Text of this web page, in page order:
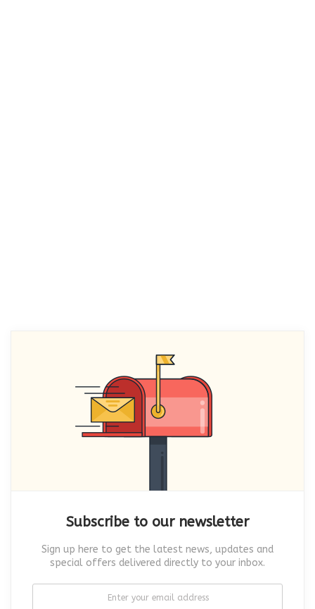
Subscribe to our newsletter
Sign up here to get the latest news, updates and
special offers delivered directly to your inbox.